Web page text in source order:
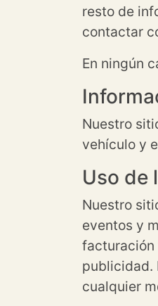
resto de
contactar
En ningún
Nuestro
vehículo y
Uso de
Nuestro
eventos y
facturación
publicidad.
cualquier